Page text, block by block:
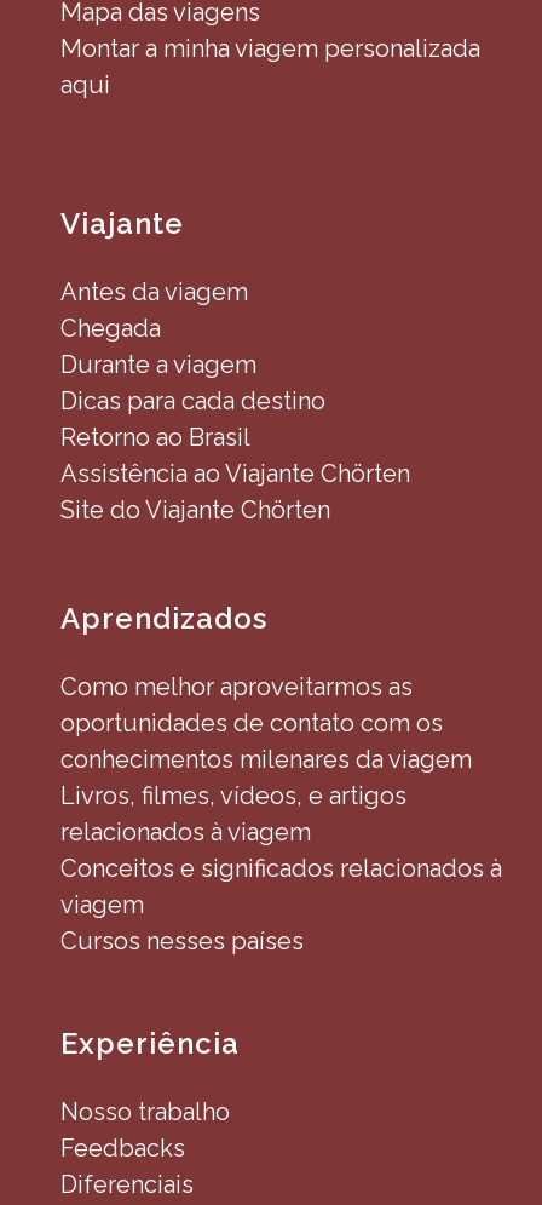
Mapa das viagens
Montar a minha viagem personalizada
aqui
Viajante
Antes da viagem
Chegada
Durante a viagem
Dicas para cada destino
Retorno ao Brasil
Assistência ao Viajante Chörten
Site do Viajante Chörten
Aprendizados
Como melhor aproveitarmos as
oportunidades de contato com os
conhecimentos milenares da viagem
Livros, filmes, vídeos, e artigos
relacionados à viagem
Conceitos e significados relacionados à
viagem
Cursos nesses países
Experiência
Nosso trabalho
Feedbacks
Diferenciais